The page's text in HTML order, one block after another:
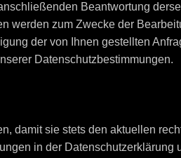
Beantwortung
werden zum Zwecke der
der von Ihnen gestellten
Datenschutzbestimmungen.
damit sie stets den aktuellen
in der Datenschutzerklärung